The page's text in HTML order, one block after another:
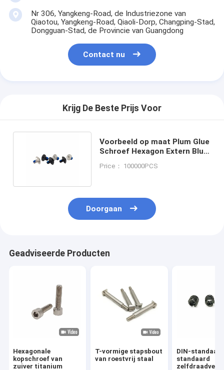
Nr 306, Yangkeng-Road, de Industriezone van
Qiaotou, Yangkeng-Road, Qiaoli-Dorp, Changping-Stad,
Dongguan-Stad, de Provincie van Guangdong
Contact nu
Krijg De Beste Prijs Voor
Voorbeeld op maat Plum Glue
Schroef Hexagon Extern Blue
Price： 100000PCS
Doorgaan
Geadviseerde Producten
Hexagonale
kopschroef van
zuiver titanium
T-vormige stapsbout
van roestvrij staal
DIN-
standaard